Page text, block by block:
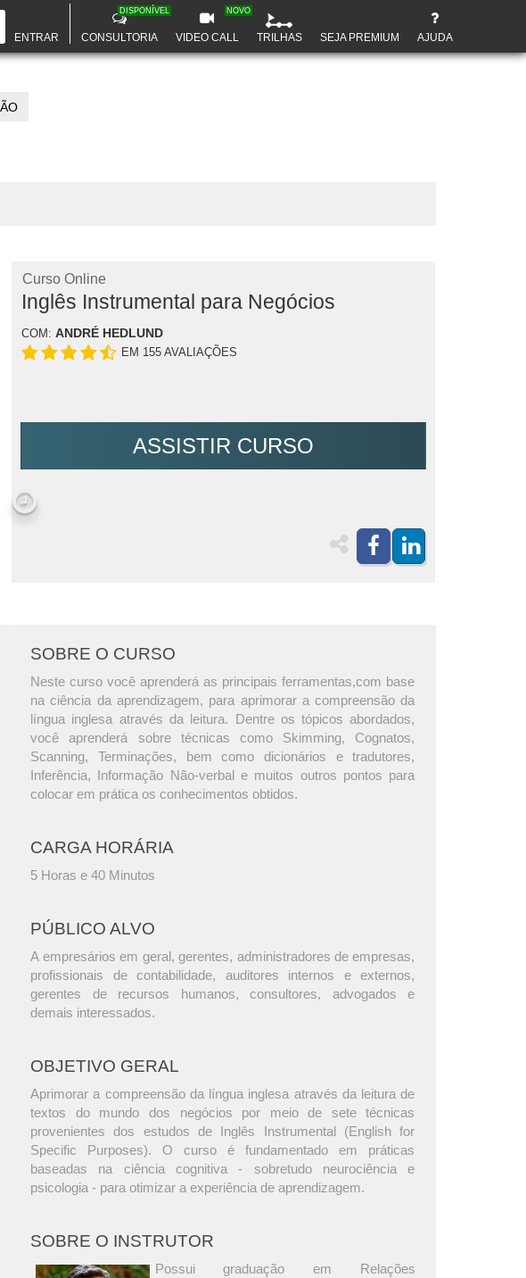
ENTRAR CONSULTORIA
DISPONÍVEL
VIDEO CALL
NOVO
TRILHAS SEJA PREMIUM AJUDA
Curso Online
Inglês Instrumental para Negócios
COM: ANDRÉ HEDLUND
EM 155 AVALIAÇÕES
ASSISTIR CURSO
SOBRE O CURSO
Neste curso você aprenderá as principais ferramentas,com base
na ciência da aprendizagem, para aprimorar a compreensão da
língua inglesa através da leitura. Dentre os tópicos abordados,
você aprenderá sobre técnicas como Skimming, Cognatos,
Scanning, Terminações, bem como dicionários e tradutores,
Inferência, Informação Não-verbal e muitos outros pontos para
colocar em prática os conhecimentos obtidos.
CARGA HORÁRIA
5 Horas e 40 Minutos
PÚBLICO ALVO
A empresários em geral, gerentes, administradores de empresas,
profissionais de contabilidade, auditores internos e externos,
gerentes de recursos humanos, consultores, advogados e
demais interessados.
OBJETIVO GERAL
Aprimorar a compreensão da língua inglesa através da leitura de
textos do mundo dos negócios por meio de sete técnicas
provenientes dos estudos de Inglês Instrumental (English for
Specific Purposes). O curso é fundamentado em práticas
baseadas na ciência cognitiva - sobretudo neurociência e
psicologia - para otimizar a experiência de aprendizagem.
SOBRE O INSTRUTOR
Possui graduação em Relações